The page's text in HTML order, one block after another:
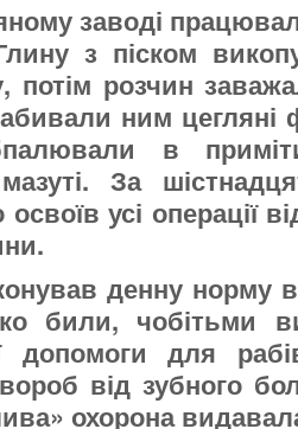
заводі
з піском
потім розчин
ним
в
За
усі операції
денну норму в
били, чобітьми
допомоги для
від зубного
охорона